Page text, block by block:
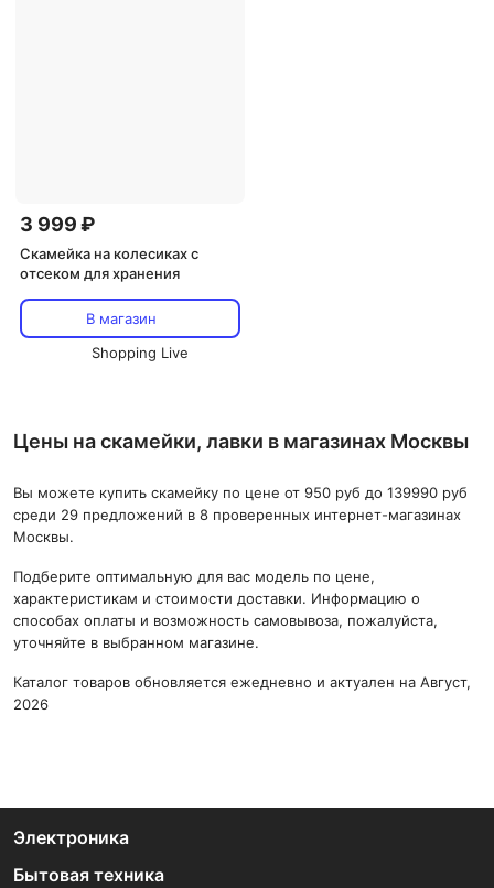
3 999 ₽
Скамейка на колесиках с
отсеком для хранения
В магазин
Shopping Live
Цены на скамейки, лавки в магазинах Москвы
Вы можете купить скамейку по цене от 950 руб до 139990 руб
среди 29 предложений в 8 проверенных интернет-магазинах
Москвы.
Подберите оптимальную для вас модель по цене,
характеристикам и стоимости доставки. Информацию о
способах оплаты и возможность самовывоза, пожалуйста,
уточняйте в выбранном магазине.
Каталог товаров обновляется ежедневно и актуален на Август,
2026
Электроника
Бытовая техника